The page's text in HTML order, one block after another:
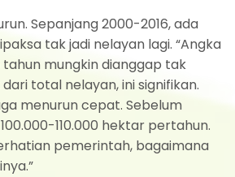
Sepanjang 2000-2016, ada
tak jadi nelayan lagi. “Angka
tahun mungkin dianggap tak
total nelayan, ini signifikan.
menurun cepat. Sebelum
110.000 hektar pertahun.
pemerintah, bagaimana